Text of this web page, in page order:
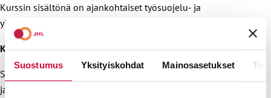
Suostumus Yksityiskohdat Mainosasetukset
Kurssin sisältönä on ajankohtaiset työsuojelu- ja
yhteistoiminta-asiat.
Kohderyhmä
Sisä-Suomen alueen yhdistysten puheenjohtajat, työsuojelu-
ja luottamusmiestoimijat varahenkilöineen sekä YT-